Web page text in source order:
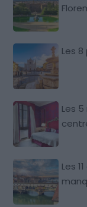
Les
Les
Les